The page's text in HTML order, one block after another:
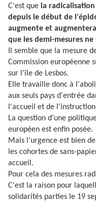
C'est que la
depuis le début de
augmente et
que les demi-mesures
Il semble que la mesure
Commission européenne
sur l'île de Lesbos.
Elle travaille donc à
aux seuls pays d'entrée
l'accueil et de
La question d'une
européen est enfin posée.
Mais l'urgence est bien
les cohortes de sans-
accueil.
Pour cela des mesures
C'est la raison pour
solidarités parties le 19